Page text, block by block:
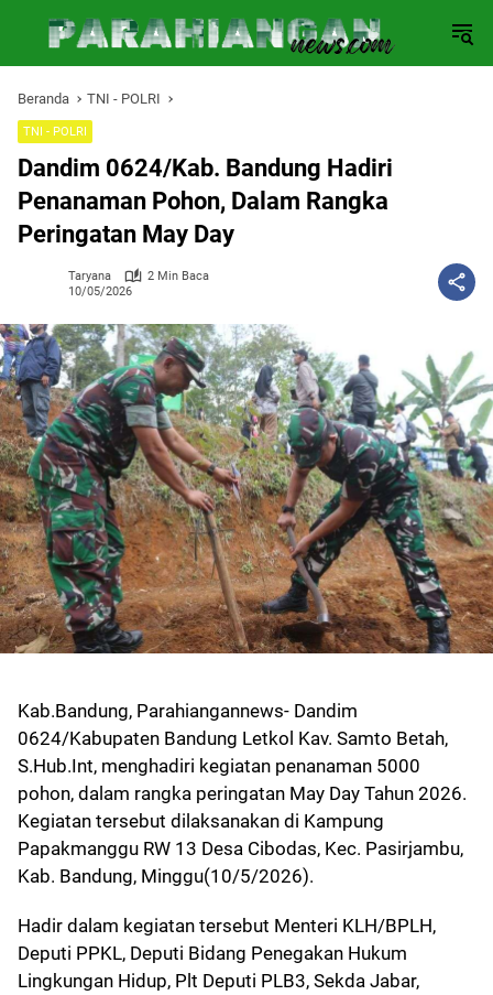
Beranda TNI - POLRI
TNI - POLRI
Dandim 0624/Kab. Bandung Hadiri
Penanaman Pohon, Dalam Rangka
Peringatan May Day
Taryana
2 Min Baca
10/05/2026
Kab.Bandung, Parahiangannews- Dandim
0624/Kabupaten Bandung Letkol Kav. Samto Betah,
S.Hub.Int, menghadiri kegiatan penanaman 5000
pohon, dalam rangka peringatan May Day Tahun 2026.
Kegiatan tersebut dilaksanakan di Kampung
Papakmanggu RW 13 Desa Cibodas, Kec. Pasirjambu,
Kab. Bandung, Minggu(10/5/2026).
Hadir dalam kegiatan tersebut Menteri KLH/BPLH,
Deputi PPKL, Deputi Bidang Penegakan Hukum
Lingkungan Hidup, Plt Deputi PLB3, Sekda Jabar,